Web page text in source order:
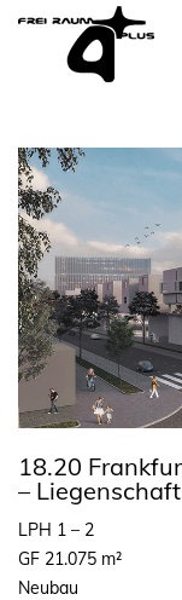
18.20
–
LPH 1 – 2
GF 21.075 m²
Neubau